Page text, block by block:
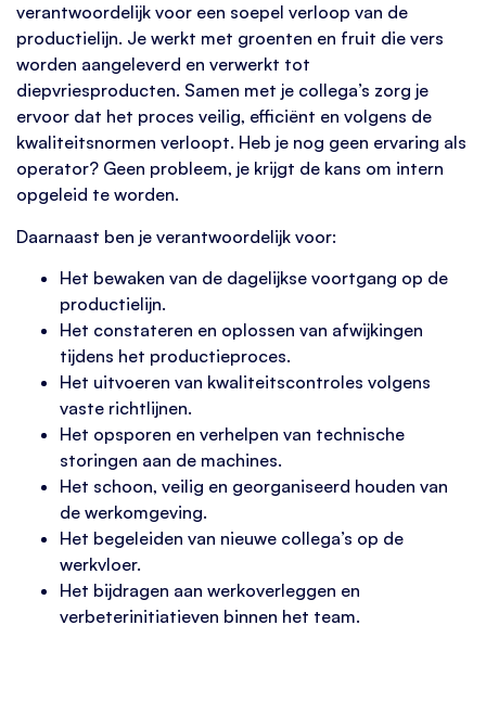
verantwoordelijk voor een soepel verloop van de
productielijn. Je werkt met groenten en fruit die vers
worden aangeleverd en verwerkt tot
diepvriesproducten. Samen met je collega’s zorg je
ervoor dat het proces veilig, efficiënt en volgens de
kwaliteitsnormen verloopt. Heb je nog geen ervaring als
operator? Geen probleem, je krijgt de kans om intern
opgeleid te worden.
Daarnaast ben je verantwoordelijk voor:
Het bewaken van de dagelijkse voortgang op de
productielijn.
Het constateren en oplossen van afwijkingen
tijdens het productieproces.
Het uitvoeren van kwaliteitscontroles volgens
vaste richtlijnen.
Het opsporen en verhelpen van technische
storingen aan de machines.
Het schoon, veilig en georganiseerd houden van
de werkomgeving.
Het begeleiden van nieuwe collega’s op de
werkvloer.
Het bijdragen aan werkoverleggen en
verbeterinitiatieven binnen het team.